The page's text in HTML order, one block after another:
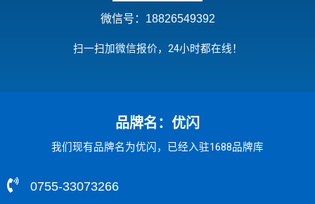
微信号：18826549392
扫一扫加微信报价，24小时都在线！
品牌名：优闪
我们现有品牌名为优闪，已经入驻1688品牌库
0755-33073266